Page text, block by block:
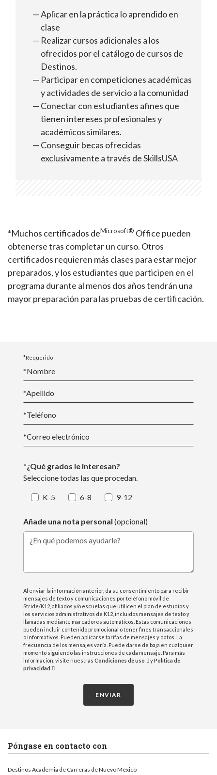
Aplicar en la práctica lo aprendido en
clase
Realizar cursos adicionales a los
ofrecidos por el catálogo de cursos de
Destinos.
Participar en competiciones académicas
y actividades de servicio a la comunidad
Conectar con estudiantes afines que
tienen intereses profesionales y
académicos similares.
Conseguir becas ofrecidas
exclusivamente a través de SkillsUSA
*Muchos certificados deMicrosoft®️ Office pueden
obtenerse tras completar un curso. Otros
certificados requieren más clases para estar mejor
preparados, y los estudiantes que participen en el
programa durante al menos dos años tendrán una
mayor preparación para las pruebas de certificación.
*Requerido
*Nombre
*Apellido
*Teléfono
*Correo electrónico
*¿Qué grados le interesan?
Seleccione todas las que procedan.
K-5 6-8 9-12
Añade una nota personal (opcional)
¿En qué podemos ayudarle?
Al enviar la información anterior, da su consentimiento para recibir
mensajes de texto y comunicaciones por teléfono móvil de
Stride/K12, afiliados y/o escuelas que utilicen el plan de estudios y
los servicios administrativos de K12, incluidos mensajes de texto y
llamadas mediante marcadores automáticos. Estas comunicaciones
pueden incluir contenido promocional o tener fines transaccionales
o informativos. Pueden aplicarse tarifas de mensajes y datos. La
frecuencia de los mensajes varía. Puede darse de baja en cualquier
momento siguiendo las instrucciones de cada mensaje. Para más
información, visite nuestras Condiciones de uso yPolítica de
privacidad
ENVIAR
Póngase en contacto con
Destinos Academia de Carreras de Nuevo México